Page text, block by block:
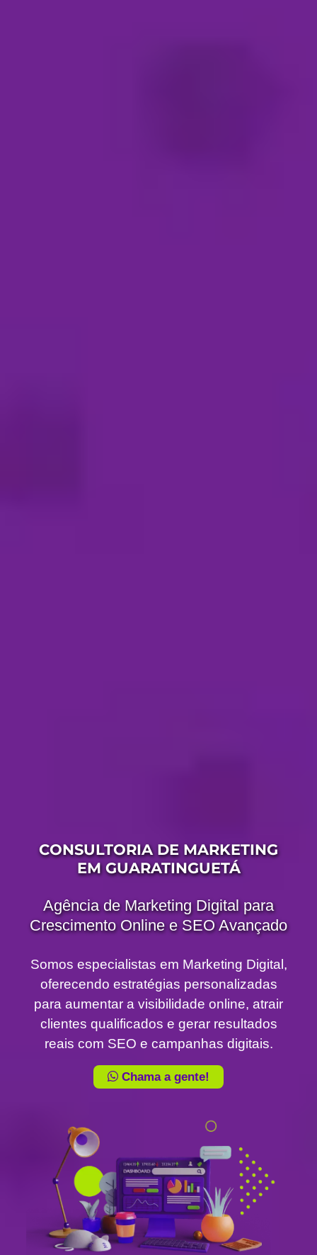
CONSULTORIA DE MARKETING
EM GUARATINGUETÁ
Agência de Marketing Digital para
Crescimento Online e SEO Avançado
Somos especialistas em Marketing Digital,
oferecendo estratégias personalizadas
para aumentar a visibilidade online, atrair
clientes qualificados e gerar resultados
reais com SEO e campanhas digitais.
Chama a gente!